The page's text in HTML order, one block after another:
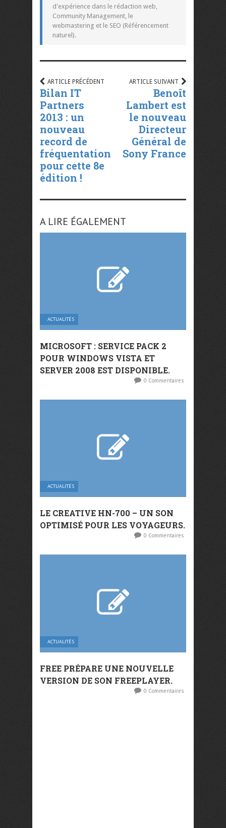
d'expérience dans le rédaction web,
Community Management, le
webmastering et le SEO (Référencement
naturel).
ARTICLE PRÉCÉDENT
Bilan IT
Partners
2013 : un
nouveau
record de
fréquentation
pour cette 8e
édition !
ARTICLE SUIVANT
Benoît
Lambert est
le nouveau
Directeur
Général de
Sony France
A LIRE ÉGALEMENT
ACTUALITÉS
MICROSOFT : SERVICE PACK 2
POUR WINDOWS VISTA ET
SERVER 2008 EST DISPONIBLE.
0 Commentaires
ACTUALITÉS
LE CREATIVE HN-700 – UN SON
OPTIMISÉ POUR LES VOYAGEURS.
0 Commentaires
ACTUALITÉS
FREE PRÉPARE UNE NOUVELLE
VERSION DE SON FREEPLAYER.
0 Commentaires